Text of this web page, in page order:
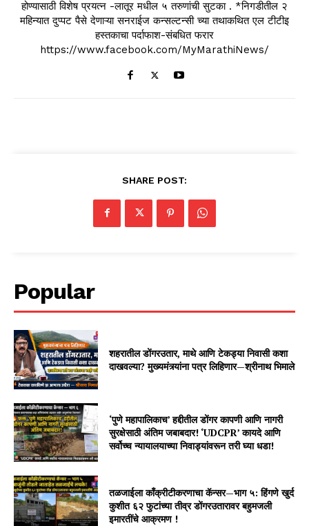
होण्यासाठी विशेष प्रयत्न -लातूर मधील ५ तरुणांची सुटका . *निगडीतील २
महिन्यात दुप्पट पैसे देणाऱ्या सनराईज कन्सल्टन्सी च्या तथाकथित एल टीटीइ
हस्तकाचा पर्दाफाश-संबधित फरार
https://www.facebook.com/MyMarathiNews/
SHARE POST:
Popular
शहरातील डोंगरउतार, माथे आणि टेकड्या निवासी कशा
दाखवल्या? मुख्यमंत्र्यांना पत्र लिहिणार—श्रीनाथ भिमाले
‘पुणे महापालिकाच’ हद्दीतील डोंगर कापणी आणि नागरी
सुरक्षेसाठी अंतिम जबाबदार! ‘UDCPR’ कायदे आणि
सर्वोच्च न्यायालयाच्या निवाड्यांवरून तरी घ्या धडा!
तळजाईला काँक्रीटीकरणाचा कॅन्सर—भाग ५: हिंगणे खुर्द
कुशीत ६२ फुटांच्या तीव्र डोंगरउतारावर बहुमजली
इमारतींचे आक्रमण !